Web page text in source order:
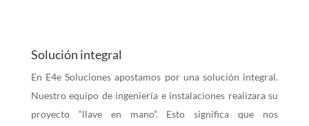
Solución integral
En E4e Soluciones apostamos por una solución integral.
Nuestro equipo de ingeniería e instalaciones realizara su
proyecto “llave en mano”. Esto significa que nos